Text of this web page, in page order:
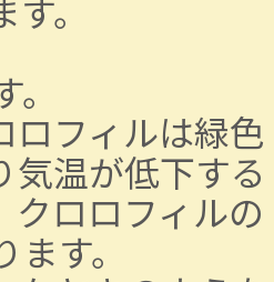
。
ロフィルは緑色
温が低下する
クロロフィルの
す。